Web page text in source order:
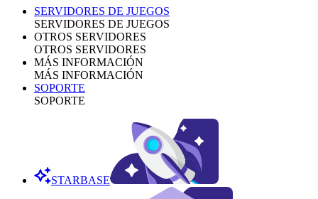
SERVIDORES DE JUEGOS
SERVIDORES DE JUEGOS
OTROS SERVIDORES
OTROS SERVIDORES
MÁS INFORMACIÓN
MÁS INFORMACIÓN
SOPORTE
SOPORTE
STARBASE